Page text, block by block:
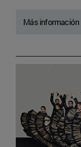
Más información